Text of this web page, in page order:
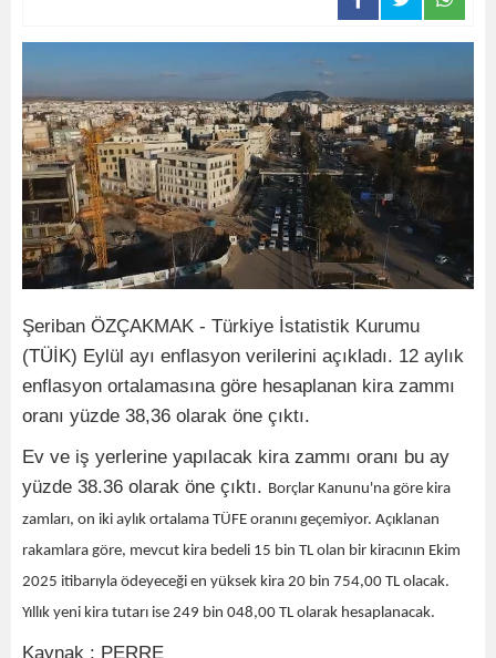
Şeriban ÖZÇAKMAK - Türkiye İstatistik Kurumu
(TÜİK) Eylül ayı enflasyon verilerini açıkladı. 12 aylık
enflasyon ortalamasına göre hesaplanan kira zammı
oranı yüzde 38,36 olarak öne çıktı.
Ev ve iş yerlerine yapılacak kira zammı oranı bu ay
yüzde 38.36 olarak öne çıktı. Borçlar Kanunu'na göre kira
zamları, on iki aylık ortalama TÜFE oranını geçemiyor. Açıklanan
rakamlara göre, mevcut kira bedeli 15 bin TL olan bir kiracının Ekim
2025 itibarıyla ödeyeceği en yüksek kira 20 bin 754,00 TL olacak.
Yıllık yeni kira tutarı ise 249 bin 048,00 TL olarak hesaplanacak.
Kaynak : PERRE